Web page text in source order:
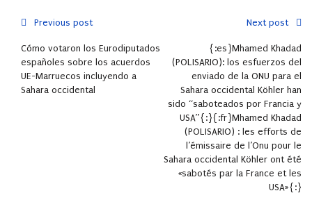
Previous post
Cómo votaron los Eurodiputados
españoles sobre los acuerdos
UE-Marruecos incluyendo a
Sahara occidental
Next post
{:es}Mhamed Khadad
(POLISARIO): los esfuerzos del
enviado de la ONU para el
Sahara occidental Köhler han
sido “saboteados por Francia y
USA”{:}{:fr}Mhamed Khadad
(POLISARIO) : les efforts de
l’émissaire de l’Onu pour le
Sahara occidental Köhler ont été
«sabotés par la France et les
USA»{:}